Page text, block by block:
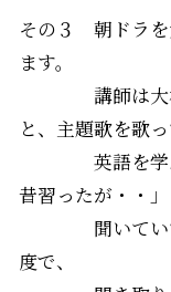
その３ 朝ドラを
ます。
講師は大杉
と、主題歌を歌
英語を学んで
昔習ったが・・
聞いていてち
度で、